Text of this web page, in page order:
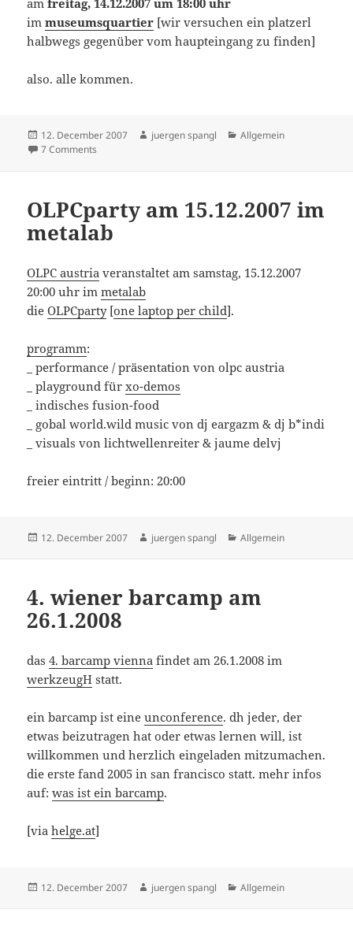
immuseumsquartier [wir versuchen ein platzerl
halbwegs gegenüber vom haupteingang zu finden]
also. alle kommen.
Posted
on
12. December 2007 Author
juergen spangl Categories
Allgemein
7 Comments
OLPCparty am 15.12.2007 im
metalab
OLPC austria veranstaltet am samstag, 15.12.2007
20:00 uhr immetalab
dieOLPCparty[one laptop per child].
programm:
_ performance / präsentation von olpc austria
_ playground fürxo-demos
_ indisches fusion-food
_ gobal world.wild music von dj eargazm & dj b*indi
_ visuals von lichtwellenreiter & jaume delvj
freier eintritt / beginn: 20:00
Posted
12. December 2007 Author
juergen spangl Categories
Allgemein
4. wiener barcamp am
26.1.2008
das4. barcamp vienna findet am 26.1.2008 im
werkzeugH statt.
ein barcamp ist eineunconference. dh jeder, der
etwas beizutragen hat oder etwas lernen will, ist
willkommen und herzlich eingeladen mitzumachen.
die erste fand 2005 in san francisco statt. mehr infos
auf:was ist ein barcamp.
[viahelge.at]
Posted
12. December 2007 Author
juergen spangl Categories
Allgemein